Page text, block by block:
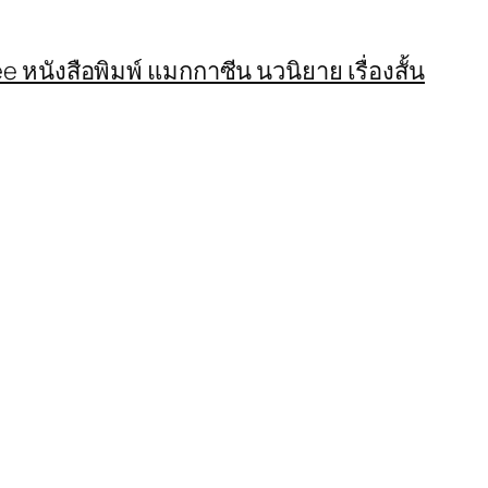
หนังสือพิมพ์ แมกกาซีน นวนิยาย เรื่องสั้น